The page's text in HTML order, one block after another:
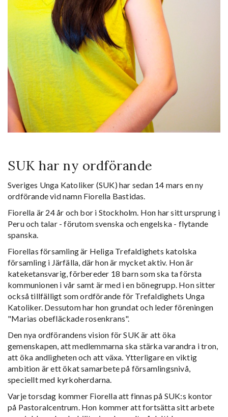
SUK har ny ordförande
Sveriges Unga Katoliker (SUK) har sedan 14 mars en ny
ordförande vid namn Fiorella Bastidas.
Fiorella är 24 år och bor i Stockholm. Hon har sitt ursprung i
Peru och talar - förutom svenska och engelska - flytande
spanska.
Fiorellas församling är Heliga Trefaldighets katolska
församling i Järfälla, där hon är mycket aktiv. Hon är
kateketansvarig, förbereder 18 barn som ska ta första
kommunionen i vår samt är med i en bönegrupp. Hon sitter
också tillfälligt som ordförande för Trefaldighets Unga
Katoliker. Dessutom har hon grundat och leder föreningen
"Marias obefläckade rosenkrans".
Den nya ordförandens vision för SUK är att öka
gemenskapen, att medlemmarna ska stärka varandra i tron,
att öka andligheten och att växa. Ytterligare en viktig
ambition är ett ökat samarbete på församlingsnivå,
speciellt med kyrkoherdarna.
Varje torsdag kommer Fiorella att finnas på SUK:s kontor
på Pastoralcentrum. Hon kommer att fortsätta sitt arbete